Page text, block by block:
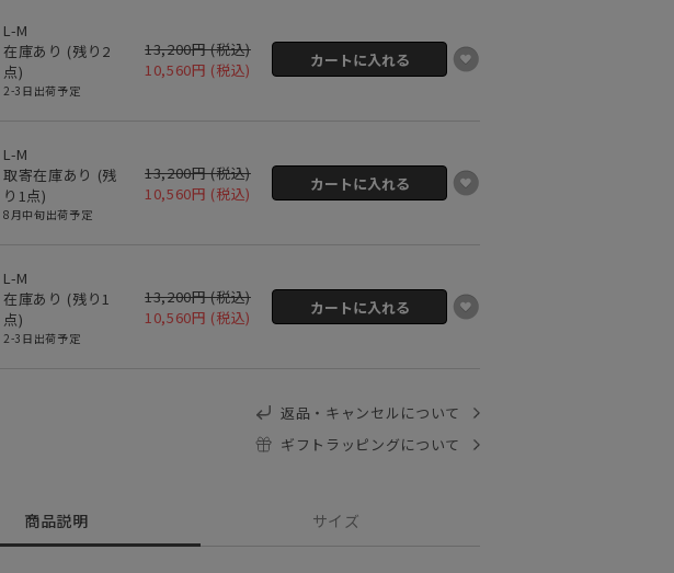
L-M
在庫あり (残り 2
点)
2-3日出荷予定
13,200円 (税込)
10,560円 (税込)
L-M
取寄在庫あり (残
り 1点)
8月中旬出荷予定
13,200円 (税込)
10,560円 (税込)
L-M
在庫あり (残り1
点)
2-3日出荷予定
13,200円 (税込)
10,560円 (税込)
返品・キャンセルについて
ギフトラッピングについて
商品説明 サイズ